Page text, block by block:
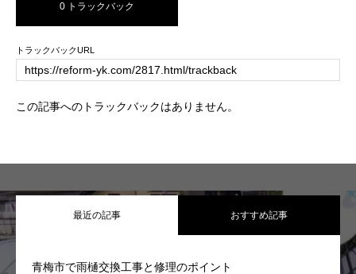
0 トラックバック
トラックバックURL
この記事へのトラックバックはありません。
最近の記事 おすすめ記事
青梅市で雨樋交換工事と修理のポイント